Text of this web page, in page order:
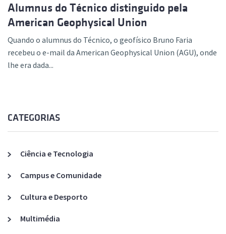
Alumnus do Técnico distinguido pela
American Geophysical Union
Quando o alumnus do Técnico, o geofísico Bruno Faria
recebeu o e-mail da American Geophysical Union (AGU), onde
lhe era dada...
CATEGORIAS
Ciência e Tecnologia
Campus e Comunidade
Cultura e Desporto
Multimédia